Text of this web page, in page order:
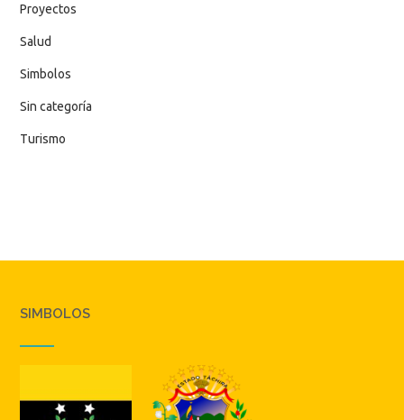
Proyectos
Salud
Simbolos
Sin categoría
Turismo
SIMBOLOS